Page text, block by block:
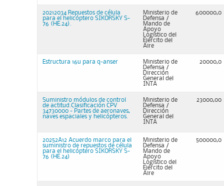
20212034 Repuestos de célula
para el helicóptero SIKORSKY S-
76 (HE.24).
Ministerio de
Defensa /
Mando de
Apoyo
Logístico del
Ejército del
Aire
600000,0
Estructura 16u para q-anser
Ministerio de
Defensa /
Dirección
General del
INTA
20000,0
Suministro módulos de control
de actitud.Clasificación CPV
34730000 - Partes de aeronaves,
naves espaciales y helicópteros.
Ministerio de
Defensa /
Dirección
General del
INTA
23000,00
20252A12 Acuerdo marco para el
suministro de repuestos de célula
para el helicóptero SIKORSKY S-
76 (HE.24)
Ministerio de
Defensa /
Mando de
Apoyo
Logístico del
Ejército del
Aire
500000,0